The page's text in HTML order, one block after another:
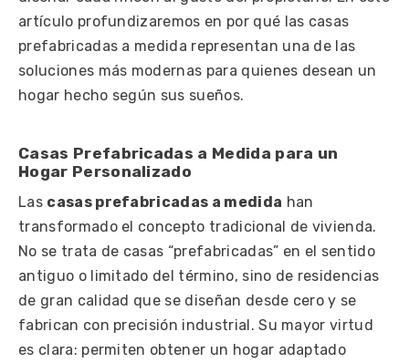
artículo profundizaremos en por qué las casas
prefabricadas a medida representan una de las
soluciones más modernas para quienes desean un
hogar hecho según sus sueños.
Casas Prefabricadas a Medida para un
Hogar Personalizado
Las casas prefabricadas a medida han
transformado el concepto tradicional de vivienda.
No se trata de casas “prefabricadas” en el sentido
antiguo o limitado del término, sino de residencias
de gran calidad que se diseñan desde cero y se
fabrican con precisión industrial. Su mayor virtud
es clara: permiten obtener un hogar adaptado